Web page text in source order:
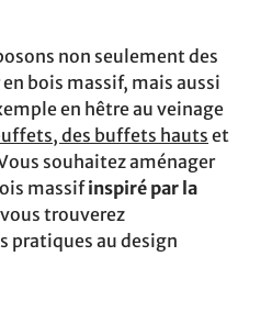
non seulement des
bois massif, mais aussi
en hêtre au veinage
des buffets hauts et
souhaitez aménager
massifinspiré par la
trouverez
pratiques au design